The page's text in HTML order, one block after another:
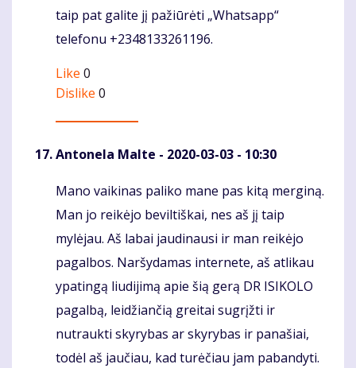
taip pat galite jį pažiūrėti „Whatsapp“
telefonu +2348133261196.
Like 0
Dislike 0
Antonela Malte - 2020-03-03 - 10:30
Komentaras
Mano vaikinas paliko mane pas kitą merginą.
Man jo reikėjo beviltiškai, nes aš jį taip
mylėjau. Aš labai jaudinausi ir man reikėjo
pagalbos. Naršydamas internete, aš atlikau
ypatingą liudijimą apie šią gerą DR ISIKOLO
pagalbą, leidžiančią greitai sugrįžti ir
nutraukti skyrybas ar skyrybas ir panašiai,
todėl aš jaučiau, kad turėčiau jam pabandyti.